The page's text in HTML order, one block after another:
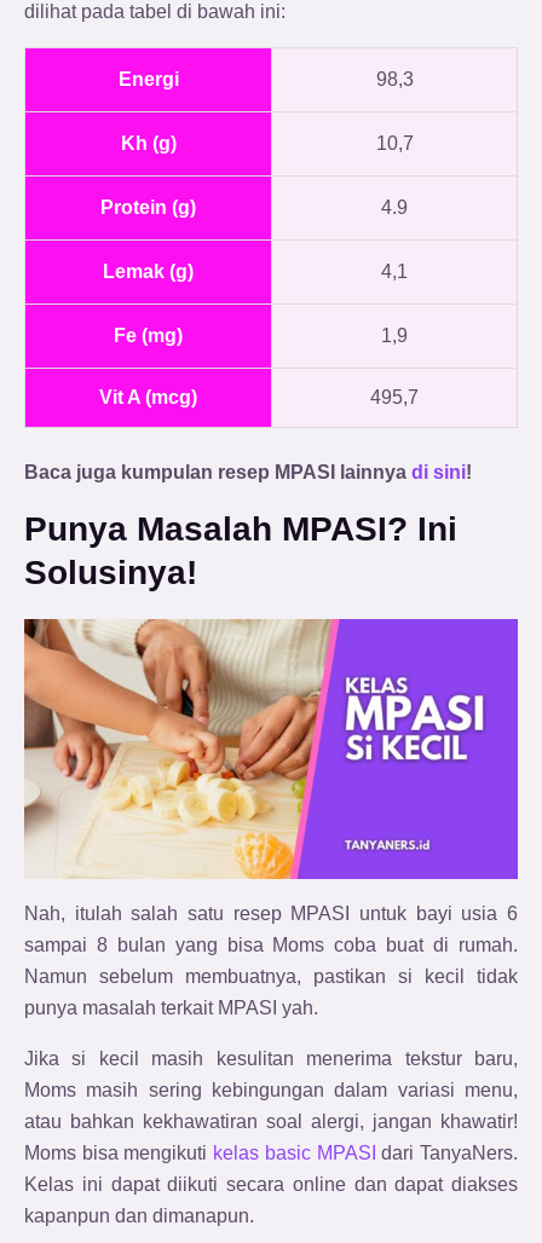
dilihat pada tabel di bawah ini:
Energi 98,3
Kh (g) 10,7
Protein (g) 4.9
Lemak (g) 4,1
Fe (mg) 1,9
Vit A (mcg) 495,7
Baca juga kumpulan resep MPASI lainnya di sini!
Punya Masalah MPASI? Ini
Solusinya!
Nah, itulah salah satu resep MPASI untuk bayi usia 6
sampai 8 bulan yang bisa Moms coba buat di rumah.
Namun sebelum membuatnya, pastikan si kecil tidak
punya masalah terkait MPASI yah.
Jika si kecil masih kesulitan menerima tekstur baru,
Moms masih sering kebingungan dalam variasi menu,
atau bahkan kekhawatiran soal alergi, jangan khawatir!
Moms bisa mengikuti kelas basic MPASI dari TanyaNers.
Kelas ini dapat diikuti secara online dan dapat diakses
kapanpun dan dimanapun.